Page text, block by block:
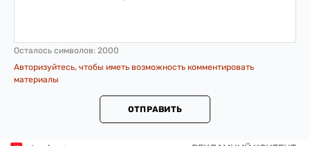
Осталось символов: 2000
Авторизуйтесь, чтобы иметь возможность комментировать
материалы
ОТПРАВИТЬ